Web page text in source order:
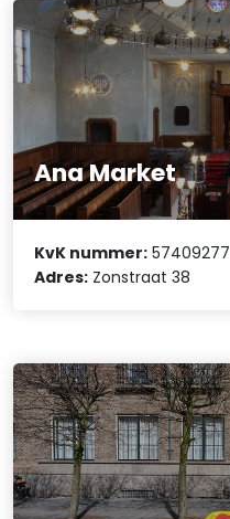
Ana Market
KvK nummer: 57409277
Adres: Zonstraat 38